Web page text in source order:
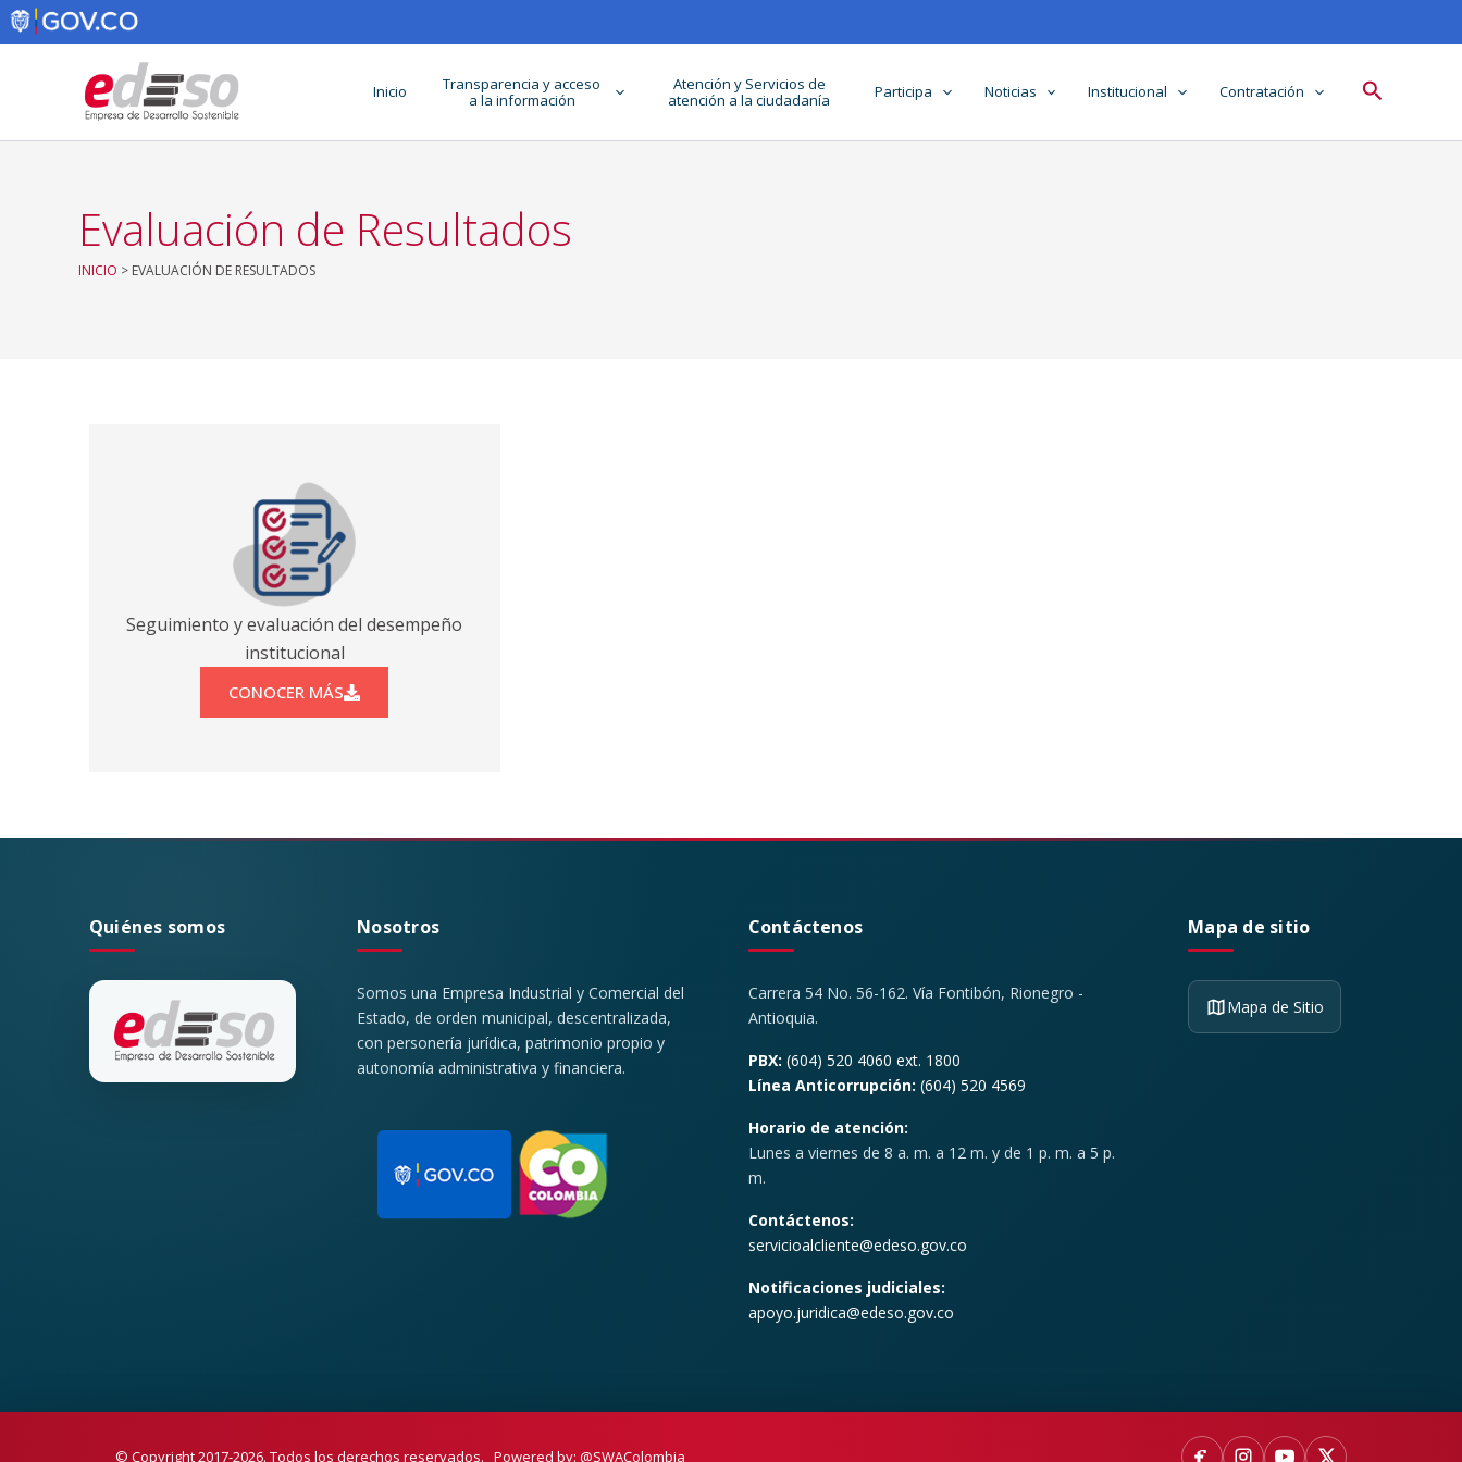
Ir
al
Inicio
Transparencia y acceso
a la información
Atención y Servicios de
atención a la ciudadanía
Participa Noticias Institucional Contratación Buscar
Evaluación de Resultados
INICIO > EVALUACIÓN DE RESULTADOS
Seguimiento y evaluación del desempeño
institucional
CONOCER MÁS
Quiénes somos Nosotros
Somos una Empresa Industrial y Comercial del
Estado, de orden municipal, descentralizada,
con personería jurídica, patrimonio propio y
autonomía administrativa y financiera.
Contáctenos
Carrera 54 No. 56-162. Vía Fontibón, Rionegro -
Antioquia.
PBX: (604) 520 4060 ext. 1800
Línea Anticorrupción: (604) 520 4569
Horario de atención:
Lunes a viernes de 8 a. m. a 12 m. y de 1 p. m. a 5 p.
m.
Contáctenos:
servicioalcliente@edeso.gov.co
Notificaciones judiciales:
apoyo.juridica@edeso.gov.co
Mapa de sitio
Mapa de Sitio
© Copyright 2017-2026. Todos los derechos reservados. Powered by: @SWAColombia